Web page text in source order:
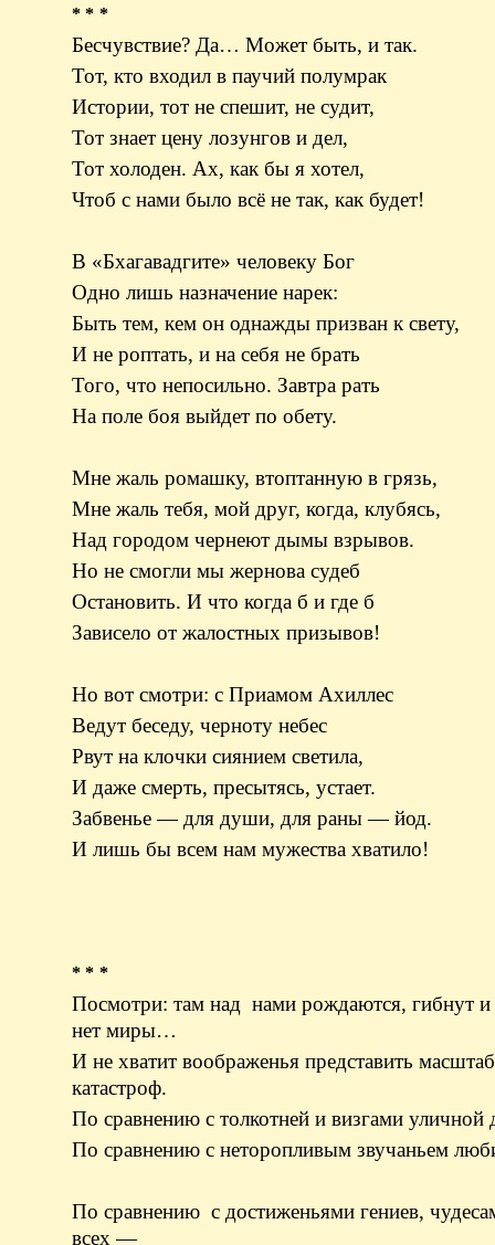
* * *
Бесчувствие? Да… Может быть, и так.
Тот, кто входил в паучий полумрак
Истории, тот не спешит, не судит,
Тот знает цену лозунгов и дел,
Тот холоден. Ах, как бы я хотел,
Чтоб с нами было всё не так, как будет!
В «Бхагавадгите» человеку Бог
Одно лишь назначение нарек:
Быть тем, кем он однажды призван к свету,
И не роптать, и на себя не брать
Того, что непосильно. Завтра рать
На поле боя выйдет по обету.
Мне жаль ромашку, втоптанную в грязь,
Мне жаль тебя, мой друг, когда, клубясь,
Над городом чернеют дымы взрывов.
Но не смогли мы жернова судеб
Остановить. И что когда б и где б
Зависело от жалостных призывов!
Но вот смотри: с Приамом Ахиллес
Ведут беседу, черноту небес
Рвут на клочки сиянием светила,
И даже смерть, пресытясь, устает.
Забвенье — для души, для раны — йод.
И лишь бы всем нам мужества хватило!
* * *
Посмотри: там над нами рождаются, гибнут и
нет миры…
И не хватит воображенья представить
катастроф.
По сравнению с толкотней и визгами уличной
По сравнению с неторопливым звучаньем
По сравнению с достиженьями гениев,
всех —